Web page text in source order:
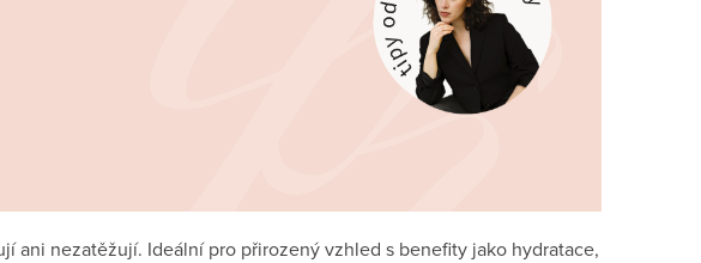
ani nezatěžují. Ideální pro přirozený vzhled s benefity jako hydratace,